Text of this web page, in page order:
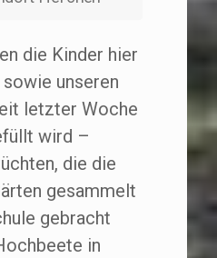
die Kinder hier
unseren
letzter Woche
wird –
die die
gesammelt
gebracht
in